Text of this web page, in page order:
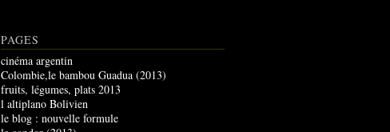
PAGES
cinéma argentin
Colombie,le bambou Guadua (2013)
fruits, légumes, plats 2013
l altiplano Bolivien
le blog : nouvelle formule